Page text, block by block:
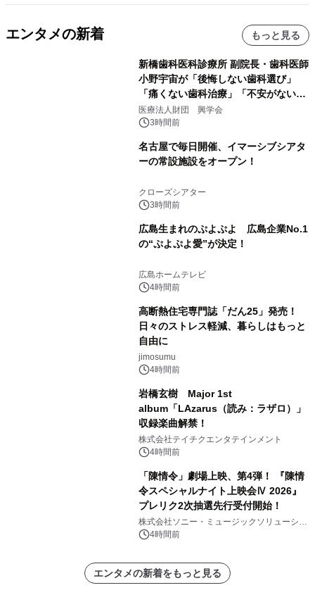
エンタメの新着 もっと見る
新橋歯科医科診療所 副院長・歯科医師
小野宇宙が「後悔しない歯科選び」
「痛くない歯科治療」「不安がない治
療計画」をテーマに専門監修
医療法人財団 興学会
3時間前
名古屋で毎日開催、イマーシブシアタ
ーの常設施設をオープン！
クローズシアター
3時間前
広島生まれのぷよぷよ 広島企業No.1
の“ぷよぷよ愛”が決定！
広島ホームテレビ
4時間前
高断熱住宅専門誌「だん25」発売！
日々のストレス軽減、暮らしはもっと
自由に
jimosumu
4時間前
岩橋玄樹 Major 1st
album「LAzarus（読み：ラザロ）」
収録楽曲解禁！
株式会社テイチクエンタテインメント
4時間前
「陳情令」劇場上映、第4弾！ 『陳情
令スペシャルナイト上映会Ⅳ 2026』
プレリク2次抽選先行受付開始！
株式会社ソニー・ミュージックソリューショ
ンズ4時間前
エンタメの新着をもっと見る